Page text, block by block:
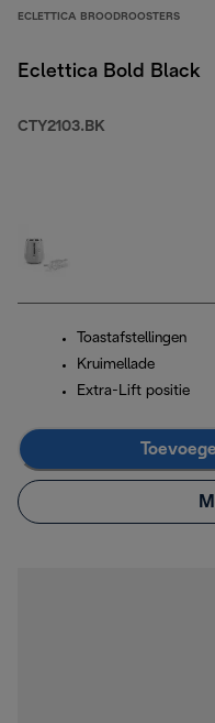
ECLETTICA BROODROOSTERS
Eclettica Bold Black
CTY2103.BK
Toastafstellingen
Kruimellade
Extra-Lift positie